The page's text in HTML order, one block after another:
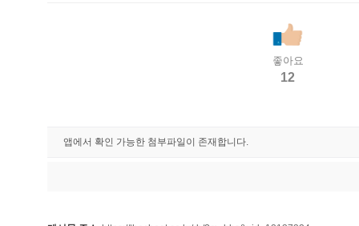
좋아요
12
앱에서 확인 가능한 첨부파일이 존재합니다.